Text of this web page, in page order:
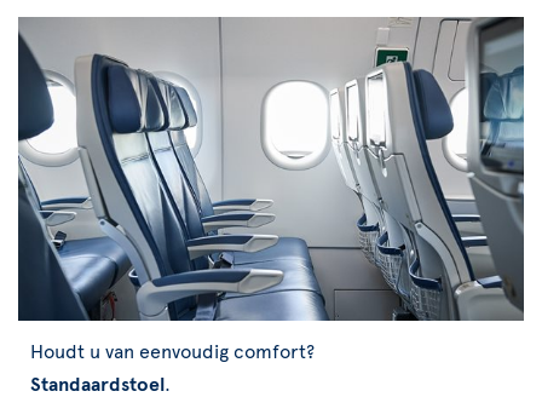
Houdt u van eenvoudig comfort?
Standaardstoel.